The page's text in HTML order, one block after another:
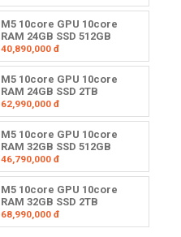
M5 10core GPU 10core
RAM 24GB SSD 512GB
40,890,000đ
M5 10core GPU 10core
RAM 24GB SSD 2TB
62,990,000đ
M5 10core GPU 10core
RAM 32GB SSD 512GB
46,790,000đ
M5 10core GPU 10core
RAM 32GB SSD 2TB
68,990,000đ